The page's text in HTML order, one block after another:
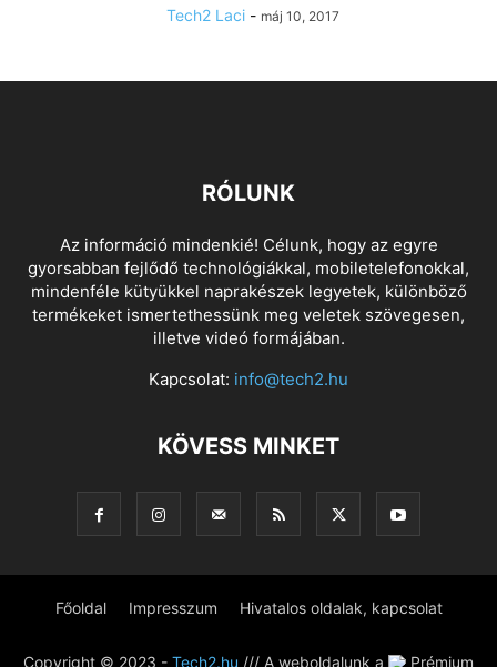
Tech2 Laci - máj 10, 2017
RÓLUNK
Az információ mindenkié! Célunk, hogy az egyre
gyorsabban fejlődő technológiákkal, mobiletelefonokkal,
mindenféle kütyükkel naprakészek legyetek, különböző
termékeket ismertethessünk meg veletek szövegesen,
illetve videó formájában.
Kapcsolat: info@tech2.hu
KÖVESS MINKET
Főoldal Impresszum Hivatalos oldalak, kapcsolat
Copyright © 2023 - Tech2.hu /// A weboldalunk a Prémium